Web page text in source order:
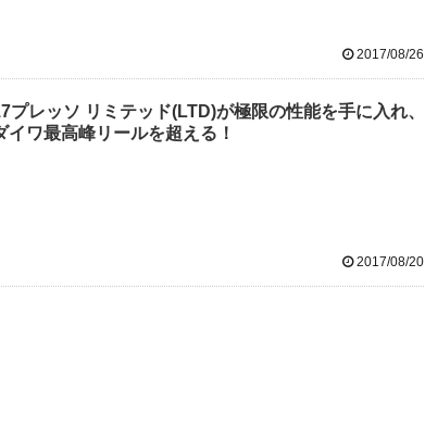
2017/08/26
プレッソ リミテッド(LTD)が極限の性能を手に入れ、
イワ最高峰リールを超える！
2017/08/20